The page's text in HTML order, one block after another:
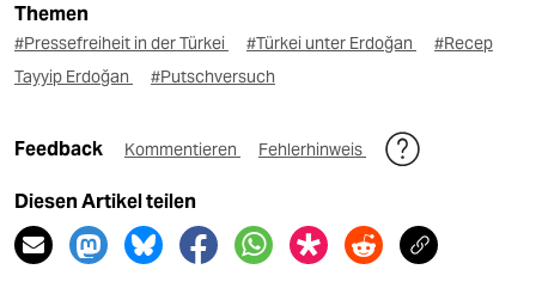
Themen
#Pressefreiheit in der Türkei #Türkei unter Erdoğan
#Recep
Tayyip Erdoğan
#Putschversuch
Feedback Kommentieren Fehlerhinweis
Diesen Artikel teilen